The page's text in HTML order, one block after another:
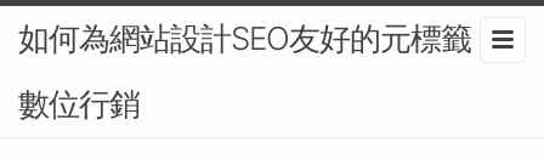
如何為網站設計SEO友好的元標籤？-
數位行銷